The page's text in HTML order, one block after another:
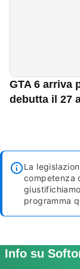
GTA 6 arriva
debutta il 27
La
competenza
programma
Info su